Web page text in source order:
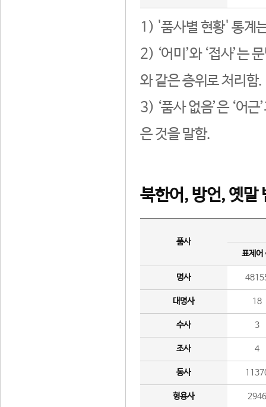
1) '품사별 현황' 통계
2) ‘어미’와 ‘접사’는
와 같은 층위로 처리함.
3) ‘품사 없음’은 ‘어
은 것을 말함.
북한어, 방언, 옛말
품사
표제어
명사
대명사 18
수사 3
조사 4
동사
형용사 2946